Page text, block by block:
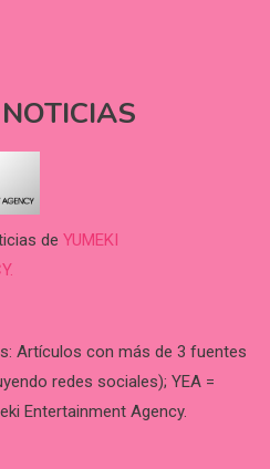
de YUMEKI
Artículos con más de 3 fuentes
redes sociales); YEA =
Entertainment Agency.